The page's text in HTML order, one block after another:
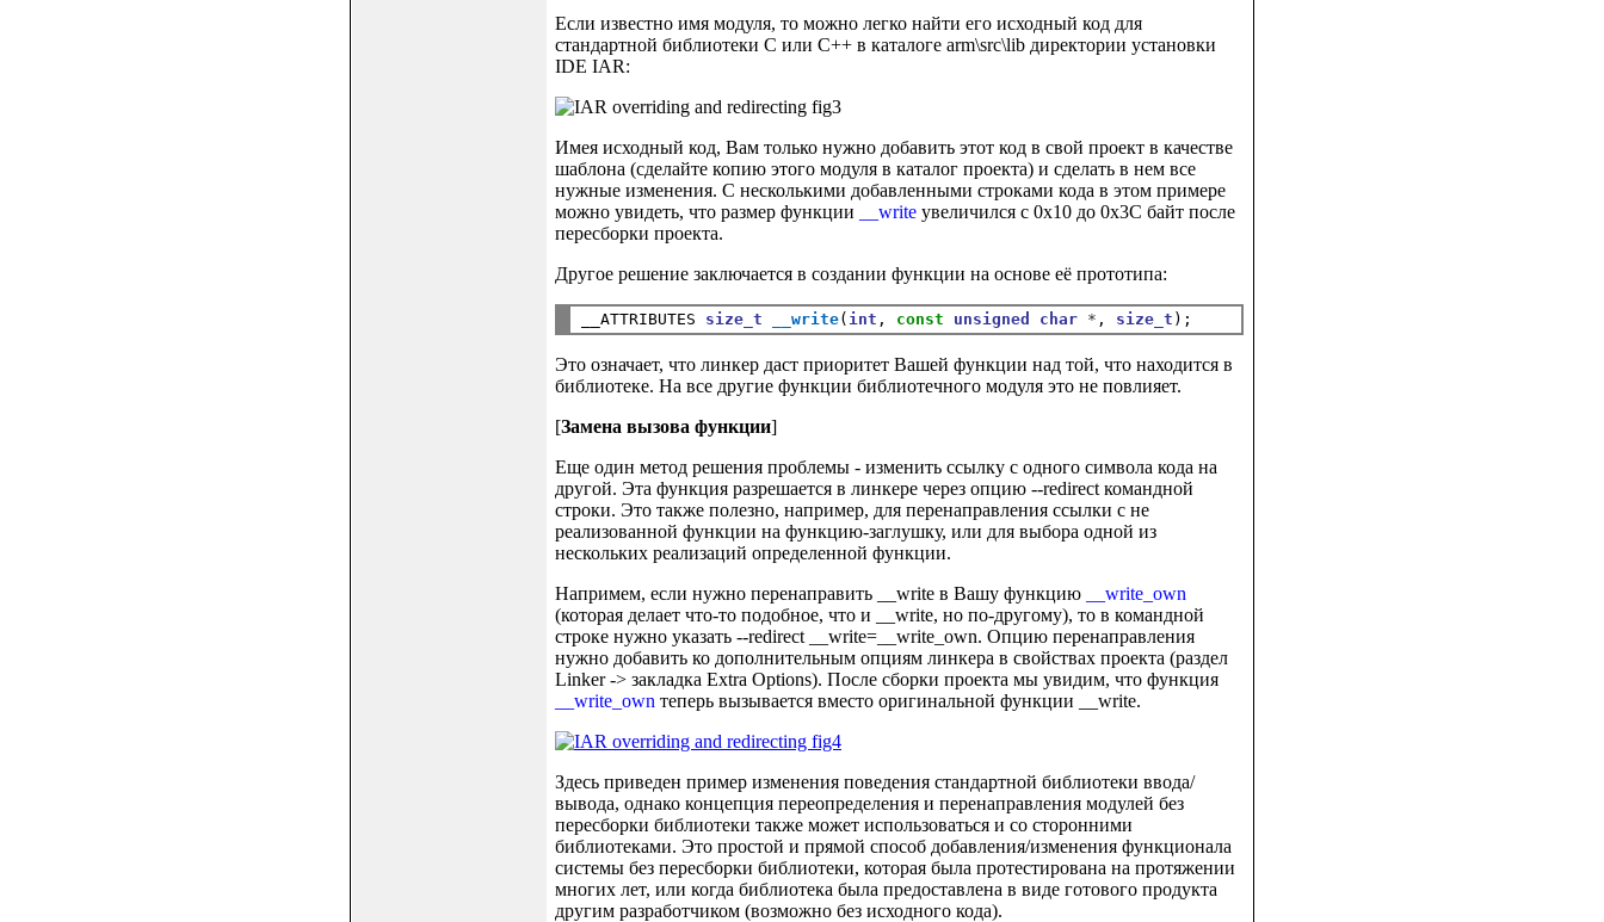
Если известно имя модуля, то можно легко найти его исходный код для
стандартной библиотеки C или C++ в каталоге arm\src\lib директории установки
IDE IAR:
Имея исходный код, Вам только нужно добавить этот код в свой проект в качестве
шаблона (сделайте копию этого модуля в каталог проекта) и сделать в нем все
нужные изменения. С несколькими добавленными строками кода в этом примере
можно увидеть, что размер функции
__write увеличился с 0x10 до 0x3C байт после
пересборки проекта.
Другое решение заключается в создании функции на основе её прототипа:
__ATTRIBUTES size_t __write( int , const unsigned char * , size_t
Это означает, что линкер даст приоритет Вашей функции над той, что находится в
библиотеке. На все другие функции библиотечного модуля это не повлияет.
[Замена вызова функции]
Еще один метод решения проблемы - изменить ссылку с одного символа кода на
другой. Эта функция разрешается в линкере через опцию --redirect командной
строки. Это также полезно, например, для перенаправления ссылки с не
реализованной функции на функцию-заглушку, или для выбора одной из
нескольких реализаций определенной функции.
Напримем, если нужно перенаправить __write в Вашу функцию
__write_own
(которая делает что-то подобное, что и __write, но по-другому), то в командной
строке нужно указать --redirect __write=__write_own. Опцию перенаправления
нужно добавить ко дополнительным опциям линкера в свойствах проекта (раздел
Linker -> закладка Extra Options). После сборки проекта мы увидим, что функция
__write_own теперь вызывается вместо оригинальной функции __write.
Здесь приведен пример изменения поведения стандартной библиотеки ввода/
вывода, однако концепция переопределения и перенаправления модулей без
пересборки библиотеки также может использоваться и со сторонними
библиотеками. Это простой и прямой способ добавления/изменения функционала
системы без пересборки библиотеки, которая была протестирована на протяжении
многих лет, или когда библиотека была предоставлена в виде готового продукта
другим разработчиком (возможно без исходного кода).